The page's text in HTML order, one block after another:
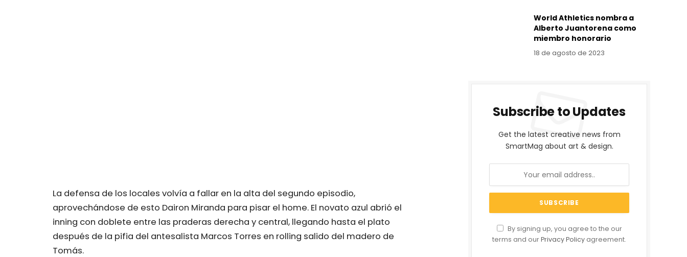
La defensa de los locales volvía a fallar en la alta del segundo episodio,
aprovechándose de esto Dairon Miranda para pisar el home. El novato azul abrió el
inning con doblete entre las praderas derecha y central, llegando hasta el plato
después de la pifia del antesalista Marcos Torres en rolling salido del madero de
Tomás.
World Athletics nombra a
Alberto Juantorena como
miembro honorario
18 de agosto de 2023
Subscribe to Updates
Get the latest creative news from
SmartMag about art & design.
By signing up, you agree to the our
terms and ourPrivacy Policy agreement.